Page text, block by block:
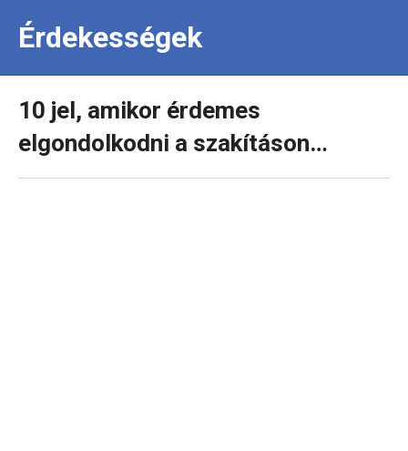
Érdekességek
10 jel, amikor érdemes
elgondolkodni a szakításon…